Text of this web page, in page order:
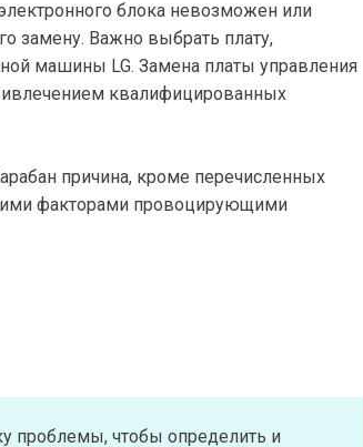
блока невозможен или
замену. Важно выбрать плату,
машины LG. Замена платы управления
квалифицированных
причина, кроме перечисленных
факторами провоцирующими
проблемы, чтобы определить и